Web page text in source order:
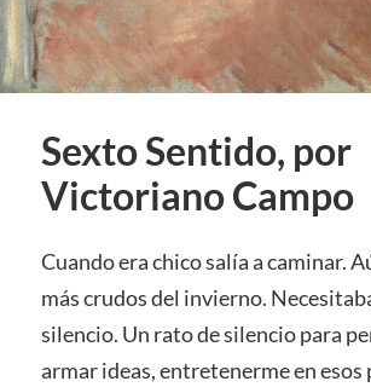
Sexto Sentido, por
Victoriano Campo
Cuando era chico salía a caminar.
más crudos del invierno.
silencio. Un rato de silencio para
armar ideas, entretenerme en esos